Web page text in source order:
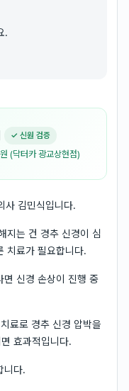
.
✓ 신원 검증
(닥터카 광교상현점)
사 김민식입니다.
지는 건 경추 신경이 심
치료가 필요합니다.
면 신경 손상이 진행 중
료로 경추 신경 압박을
효과적입니다.
니다.